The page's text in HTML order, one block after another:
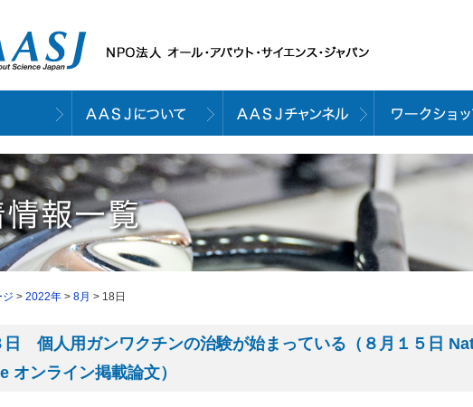
ジ > 2022年 > 8月 > 18日
日 個人用ガンワクチンの治験が始まっている（８月１５日
オンライン掲載論文）